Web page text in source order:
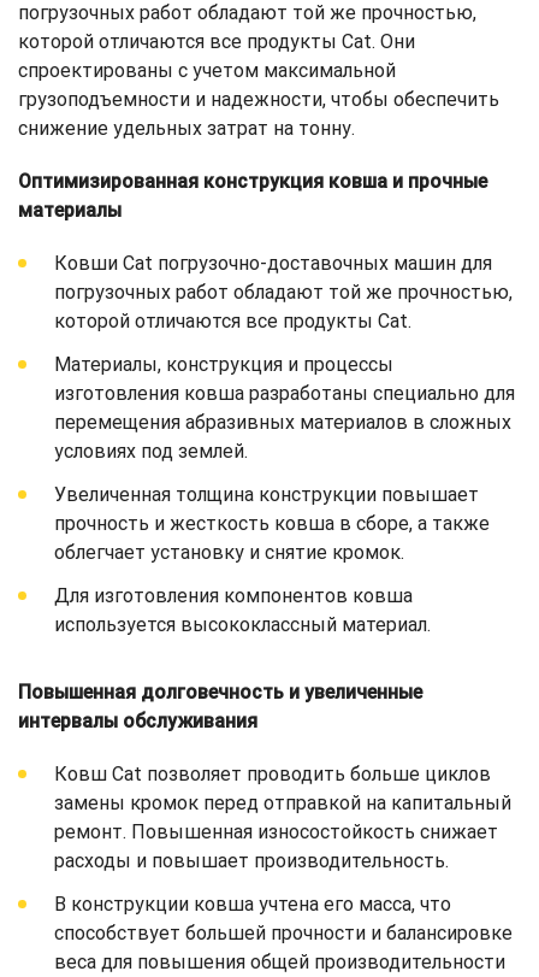
погрузочных работ обладают той же прочностью,
которой отличаются все продукты Cat. Они
спроектированы с учетом максимальной
грузоподъемности и надежности, чтобы обеспечить
снижение удельных затрат на тонну.
Оптимизированная конструкция ковша и прочные
материалы
Ковши Cat погрузочно-доставочных машин для
погрузочных работ обладают той же прочностью,
которой отличаются все продукты Cat.
Материалы, конструкция и процессы
изготовления ковша разработаны специально для
перемещения абразивных материалов в сложных
условиях под землей.
Увеличенная толщина конструкции повышает
прочность и жесткость ковша в сборе, а также
облегчает установку и снятие кромок.
Для изготовления компонентов ковша
используется высококлассный материал.
Повышенная долговечность и увеличенные
интервалы обслуживания
Ковш Cat позволяет проводить больше циклов
замены кромок перед отправкой на капитальный
ремонт. Повышенная износостойкость снижает
расходы и повышает производительность.
В конструкции ковша учтена его масса, что
способствует большей прочности и балансировке
веса для повышения общей производительности